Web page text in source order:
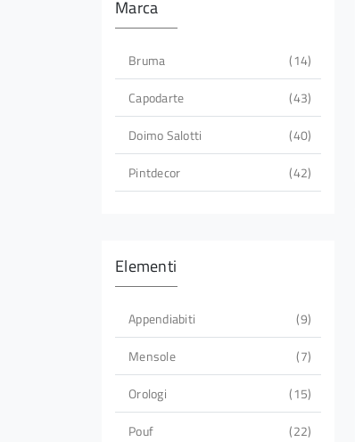
Marca
Bruma
14
Capodarte
43
Doimo Salotti
40
Pintdecor
42
Elementi
Appendiabiti
9
Mensole
7
Orologi
15
Pouf
22